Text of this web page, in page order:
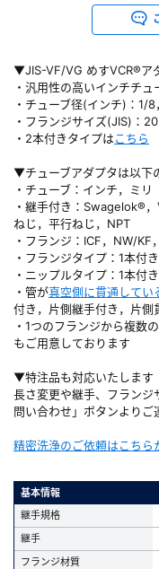
▼JIS-VF/VG めすVCR®ア
・汎用性の高いインチチ
・チューブ径(インチ)：1/
・フランジサイズ(JIS)：
・2本付きタイプはこちら
▼チューブアダプタは以下
・チューブ：インチ，ミリ
・継手付き：Swagelok®
ねじ，平行ねじ，NPT
・フランジ：ICF，NW/KF
・フランジタイプ：1本付
・ニップルタイプ：1本付
・管が真空側に貫通してい
付き，片側継手付き，片側
・1つのフランジから複数
もご用意しております
▼特注品も対応いたします
長さ変更や継手、フランジ
問い合わせ」ボタンよりご
精密洗浄のご依頼はこちら
基本情報
継手規格
継手
フランジ材質